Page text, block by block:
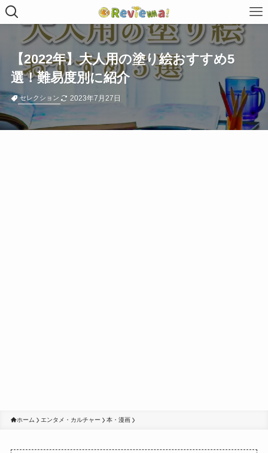
【2022年】大人用の塗り絵おすすめ5
選！難易度別に紹介
セレクション 2023年7月27日
ホーム エンタメ・カルチャー 本・漫画